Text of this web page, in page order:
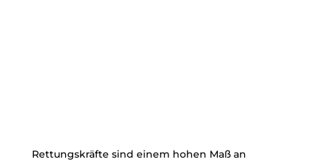
Rettungskräfte sind einem hohen Maß an